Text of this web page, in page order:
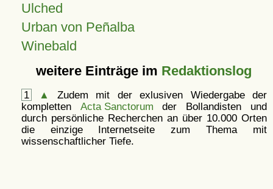
Ulched
Urban von Peñalba
Winebald
weitere Einträge im Redaktionslog
1 ▲
Zudem mit der exlusiven Wiedergabe der
kompletten Acta Sanctorum der Bollandisten und
durch persönliche Recherchen an über 10.000 Orten
die einzige Internetseite zum Thema mit
wissenschaftlicher Tiefe.